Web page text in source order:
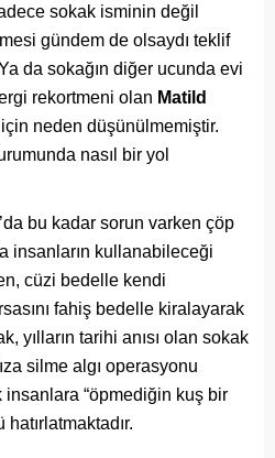
sokak isminin değil
gündem de olsaydı teklif
da sokağın diğer ucunda evi
rekortmeni olan Matild
için neden düşünülmemiştir.
nasıl bir yol
bu kadar sorun varken çöp
insanların kullanabileceği
cüzi bedelle kendi
fahiş bedelle kiralayarak
yılların tarihi anısı olan sokak
silme algı operasyonu
“öpmediğin kuş bir
hatırlatmaktadır.